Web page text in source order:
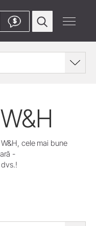
$
cele mai bune
-